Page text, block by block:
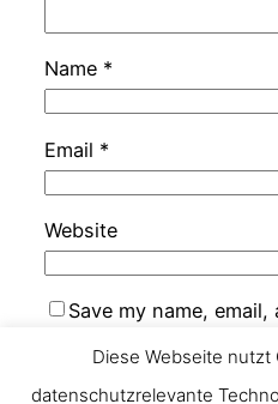
Name *
Email *
Website
Save my name,
Diese Webseite
datenschutzrelevante